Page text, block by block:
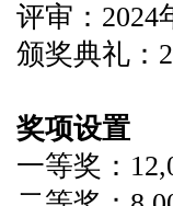
评审：2024
颁奖典礼：
奖项设置
一等奖：